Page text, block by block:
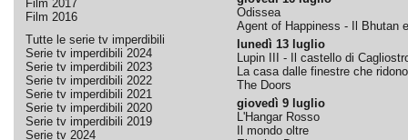
Film 2017
Film 2016
Tutte le serie tv imperdibili
Serie tv imperdibili 2024
Serie tv imperdibili 2023
Serie tv imperdibili 2022
Serie tv imperdibili 2021
Serie tv imperdibili 2020
Serie tv imperdibili 2019
Serie tv 2024
Odissea
Agent of Happiness - Il Bhutan
lunedì 13 luglio
Lupin III - Il castello di
La casa dalle finestre che ridono
The Doors
giovedì 9 luglio
L'Hangar Rosso
Il mondo oltre